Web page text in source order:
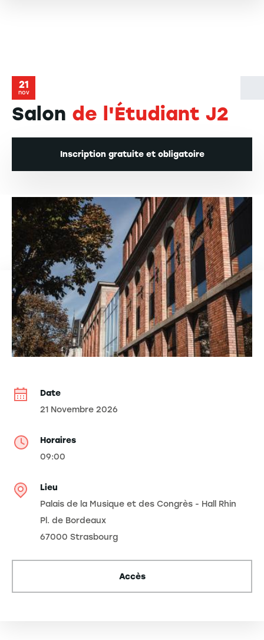
21
nov
Salon de l'Étudiant J2
Inscription gratuite et obligatoire
Date
21 Novembre 2026
Horaires
09:00
Lieu
Palais de la Musique et des Congrès - Hall Rhin
Pl. de Bordeaux
67000 Strasbourg
Accès